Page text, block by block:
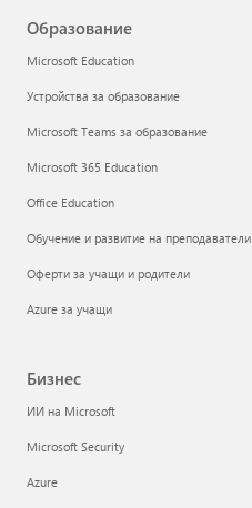
Образование
Microsoft Education
Устройства за образование
Microsoft Teams за образование
Microsoft 365 Education
Office Education
Обучение и развитие на преподаватели
Оферти за учащи и родители
Azure за учащи
Бизнес
ИИ на Microsoft
Microsoft Security
Azure